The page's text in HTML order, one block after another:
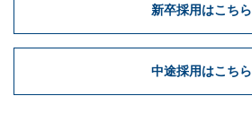
新卒採用はこちら
中途採用はこちら